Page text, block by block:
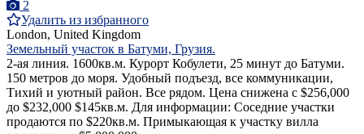
2
Удалить из избранного
London, United Kingdom
Земельный участок в Батуми, Грузия.
2-ая линия. 1600кв.м. Курорт Кобулети, 25 минут до Батуми.
150 метров до моря. Удобный подъезд, все коммуникации,
Тихий и уютный район. Все рядом. Цена снижена с $256,000
до $232,000 $145кв.м. Для информации: Соседние участки
продаются по $220кв.м. Примыкающая к участку вилла